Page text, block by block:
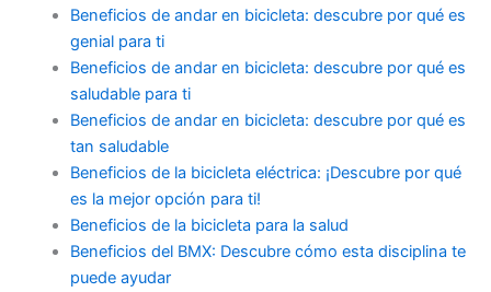
Beneficios de andar en bicicleta: descubre por qué es
genial para ti
Beneficios de andar en bicicleta: descubre por qué es
saludable para ti
Beneficios de andar en bicicleta: descubre por qué es
tan saludable
Beneficios de la bicicleta eléctrica: ¡Descubre por qué
es la mejor opción para ti!
Beneficios de la bicicleta para la salud
Beneficios del BMX: Descubre cómo esta disciplina te
puede ayudar